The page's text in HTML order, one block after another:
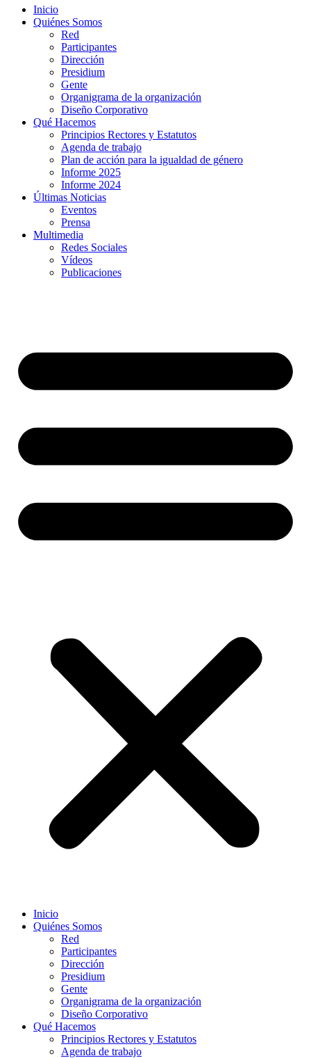
Inicio
Quiénes Somos
Red
Participantes
Dirección
Presidium
Gente
Organigrama de la organización
Diseño Corporativo
Qué Hacemos
Principios Rectores y Estatutos
Agenda de trabajo
Plan de acción para la igualdad de género
Informe 2025
Informe 2024
Últimas Noticias
Eventos
Prensa
Multimedia
Redes Sociales
Vídeos
Publicaciones
Inicio
Quiénes Somos
Red
Participantes
Dirección
Presidium
Gente
Organigrama de la organización
Diseño Corporativo
Qué Hacemos
Principios Rectores y Estatutos
Agenda de trabajo